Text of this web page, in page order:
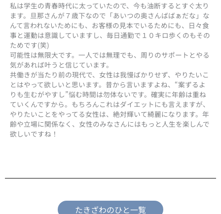
私は学生の青春時代に太っていたので、今も油断するとすぐ太り
ます。旦那さんが７歳下なので「あいつの奥さんばばぁだな」な
んて言われないためにも、お客様の見本でいるためにも、日々食
事と運動は意識していますし、毎日通勤で１０キロ歩くのもその
ためです(笑)
可能性は無限大です。一人では無理でも、周りのサポートとやる
気があれば叶うと信じています。
共働きが当たり前の現代で、女性は我慢ばかりせず、やりたいこ
とはやって欲しいと思います。昔から言いますよね、“案ずるよ
りも生むがやすし”悩む時間は勿体ないです。確実に年齢は重ね
ていくんですから。もちろんこれはダイエットにも言えますが、
やりたいことをやってる女性は、絶対輝いて綺麗になります。年
齢や立場に関係なく、女性のみなさんにはもっと人生を楽しんで
欲しいですね！
たきざわのひと一覧